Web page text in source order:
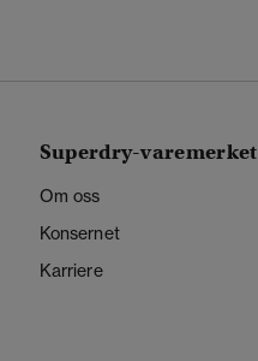
Superdry-varemerket
Om oss
Konsernet
Karriere